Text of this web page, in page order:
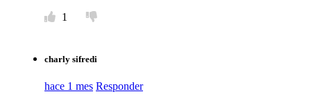
1
charly sifredi
hace 1 mes Responder